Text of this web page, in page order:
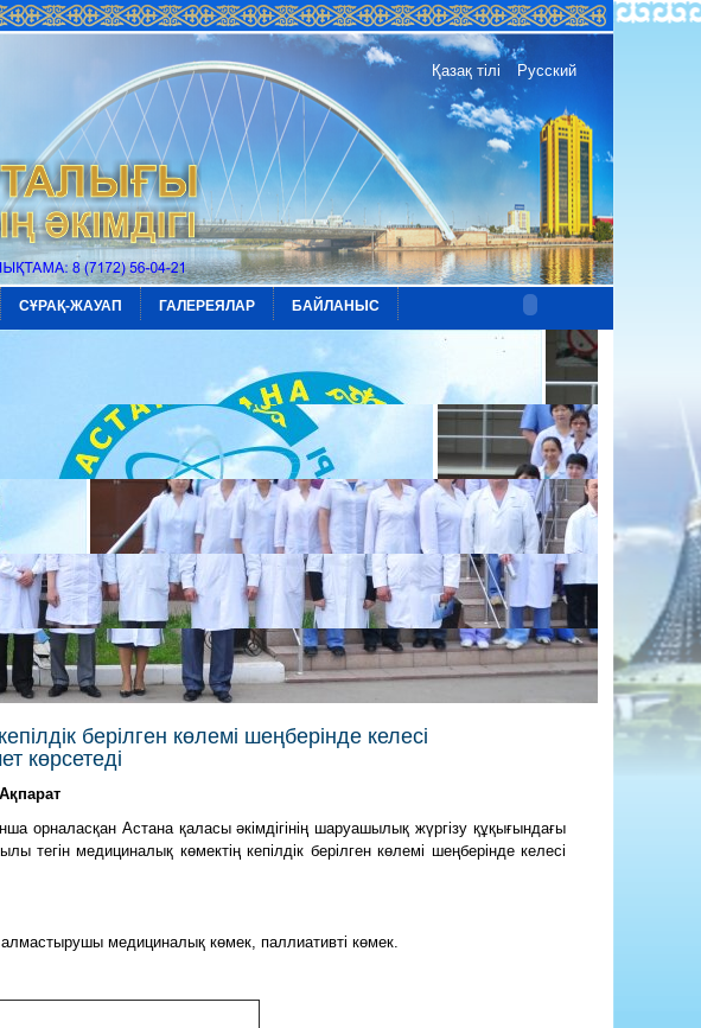
Қазақ тілі Русский
СҰРАҚ-ЖАУАП ГАЛЕРЕЯЛАР БАЙЛАНЫС
берілген көлемі шеңберінде келесі
көрсетеді
Ақпарат
Астана қаласы әкімдігінің шаруашылық жүргізу құқығындағы
медициналық көмектің кепілдік берілген көлемі шеңберінде келесі
медициналық көмек, паллиативті көмек.